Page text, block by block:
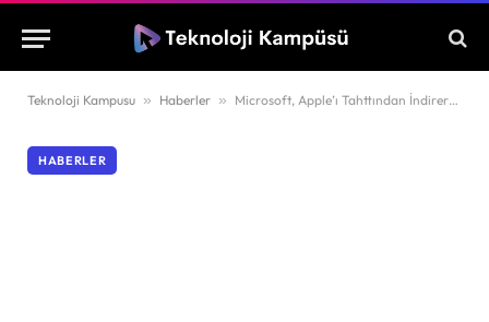
Teknoloji Kampusu » Haberler » Microsoft, Apple’ı Tahttından İndirerek Dünyanın En Değerli Şirketi Oldu!
HABERLER